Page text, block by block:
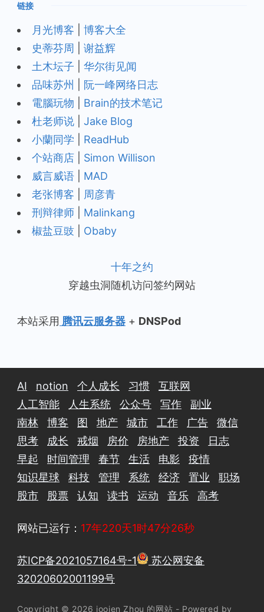
链接
月光博客
博客大全
史蒂芬周
谢益辉
土木坛子
华尔街见闻
品味苏州
阮一峰网络日志
電腦玩物
Brain的技术笔记
杜老师说
Jake Blog
小蘭同学
ReadHub
个站商店
Simon Willison
威言威语
MAD
老张博客
周彦青
刑辩律师
Malinkang
椒盐豆豉
Obaby
十年之约
穿越虫洞随机访问签约网站
本站采用 腾讯云服务器 + DNSPod
AI notion 个人成长 习惯
互联网
人工智能
人生系统 公众号 写作
副业
南林
博客 图 地产 城市 工作 广告
微信
思考
成长 戒烟 房价 房地产 投资
日志
早起
时间管理 春节 生活 电影
疫情
知识星球
科技 管理 系统 经济 置业
职场
股市
股票 认知 读书 运动 音乐 高考
网站已运行： 17年220天1时47分27秒
苏ICP备2021057164号-1
苏公网安备
32020602001199号
Copyright © 2026 joojen Zhou 的网站 - Powered by